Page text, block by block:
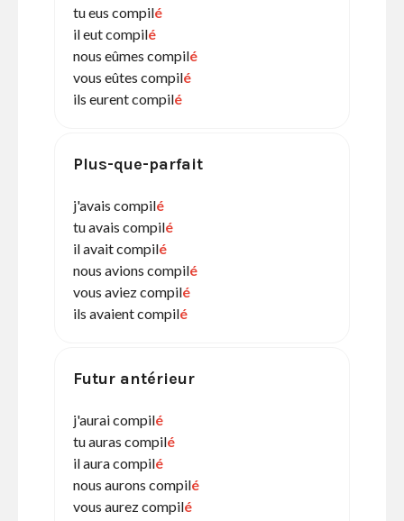
tu eus compilé
il eut compilé
nous eûmes compilé
vous eûtes compilé
ils eurent compilé
Plus-que-parfait
j'avais compilé
tu avais compilé
il avait compilé
nous avions compilé
vous aviez compilé
ils avaient compilé
Futur antérieur
j'aurai compilé
tu auras compilé
il aura compilé
nous aurons compilé
vous aurez compilé